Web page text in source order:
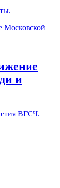
и
ВГСЧ.